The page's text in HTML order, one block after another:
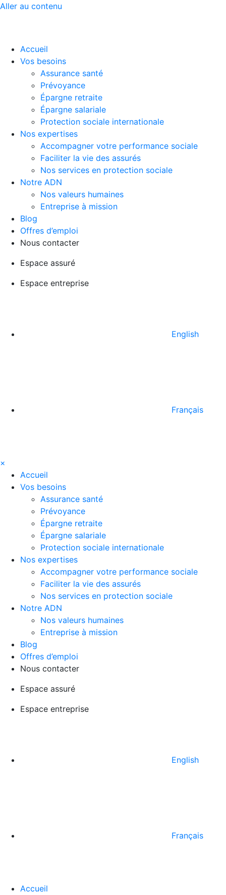
Aller au contenu
Accueil
Vos besoins
Assurance santé
Prévoyance
Épargne retraite
Épargne salariale
Protection sociale internationale
Nos expertises
Accompagner votre performance sociale
Faciliter la vie des assurés
Nos services en protection sociale
Notre ADN
Nos valeurs humaines
Entreprise à mission
Blog
Offres d’emploi
Nous contacter
Espace assuré
Espace entreprise
English
Français
×
Accueil
Vos besoins
Assurance santé
Prévoyance
Épargne retraite
Épargne salariale
Protection sociale internationale
Nos expertises
Accompagner votre performance sociale
Faciliter la vie des assurés
Nos services en protection sociale
Notre ADN
Nos valeurs humaines
Entreprise à mission
Blog
Offres d’emploi
Nous contacter
Espace assuré
Espace entreprise
English
Français
Accueil